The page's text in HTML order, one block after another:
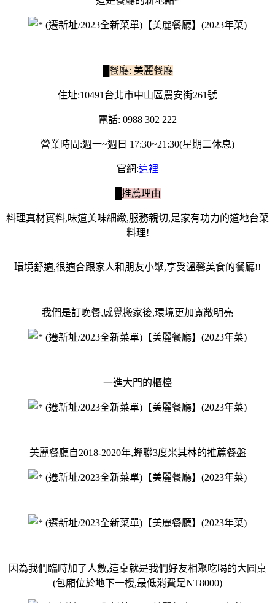
█餐廳: 美麗餐廳
住址:10491台北市中山區農安街261號
電話: 0988 302 222
營業時間:週一~週日 17:30~21:30(星期二休息)
官網:這裡
█推薦理由
料理真材實料,味道美味細緻,服務親切,是家有功力的道地台菜
料理!
環境舒適,很適合跟家人和朋友小聚,享受溫馨美食的餐廳!!
我們是訂晚餐,感覺搬家後,環境更加寬敞明亮
一進大門的櫃檯
美麗餐廳自2018-2020年,蟬聯3度米其林的推薦餐盤
因為我們臨時加了人數,這桌就是我們好友相聚吃喝的大圓桌
(包廂位於地下一樓,最低消費是NT8000)